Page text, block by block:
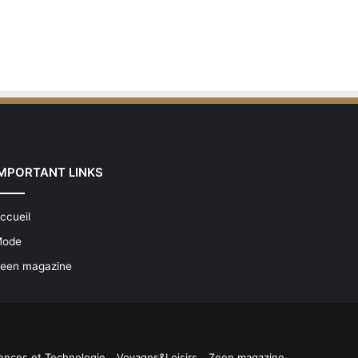
LINKS
magazine